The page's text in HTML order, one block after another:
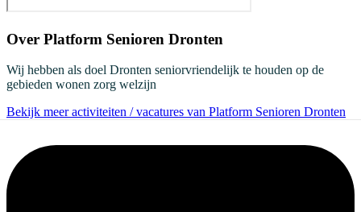
Over Platform Senioren Dronten
Wij hebben als doel Dronten seniorvriendelijk te houden op de
gebieden wonen zorg welzijn
Bekijk meer activiteiten / vacatures van Platform Senioren Dronten